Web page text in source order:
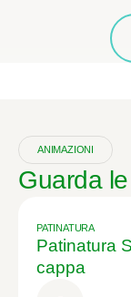
ANIMAZIONI
Guarda le
PATINATURA
Patinatura
cappa